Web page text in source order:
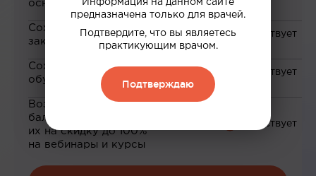
основе ваших интересов
Сохранение материалов в
закладки
Сохранение прогресса по
обучению
Возможность зарабатывать
баллы и обменивать
их на скидку до 100%
на вебинары и курсы
Информация на данном сайте
предназначена только для врачей.
Подтвердите, что вы являетесь
практикующим врачом.
Подтверждаю